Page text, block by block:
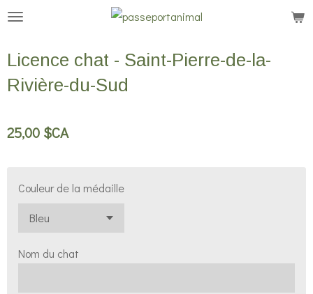
Passer
contenu
Licence chat - Saint-Pierre-de-la-
Rivière-du-Sud
25,00 $CA
Couleur de la médaille
Nom du chat